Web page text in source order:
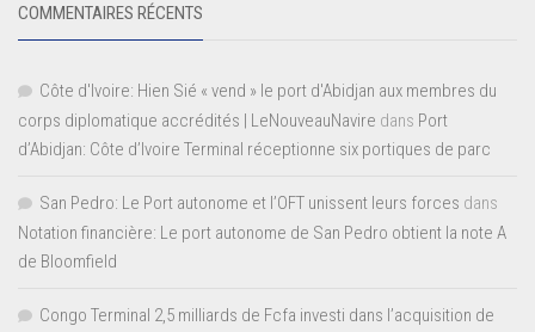
COMMENTAIRES RÉCENTS
Côte d'Ivoire: Hien Sié « vend » le port d'Abidjan aux membres du
corps diplomatique accrédités | LeNouveauNavire dans Port
d’Abidjan: Côte d’Ivoire Terminal réceptionne six portiques de parc
San Pedro: Le Port autonome et l’OFT unissent leurs forces dans
Notation financière: Le port autonome de San Pedro obtient la note A
de Bloomfield
Congo Terminal 2,5 milliards de Fcfa investi dans l’acquisition de